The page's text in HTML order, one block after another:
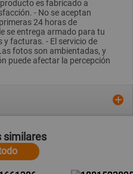
es fabricado a
- No se aceptan
24 horas de
se entrega armado para tu
facturas. - El servicio de
fotos son ambientadas, y
puede afectar la percepción
similares